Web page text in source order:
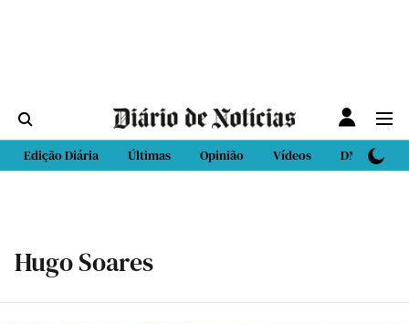
Edição Diária Últimas Opinião Vídeos DN Sport
Hugo Soares